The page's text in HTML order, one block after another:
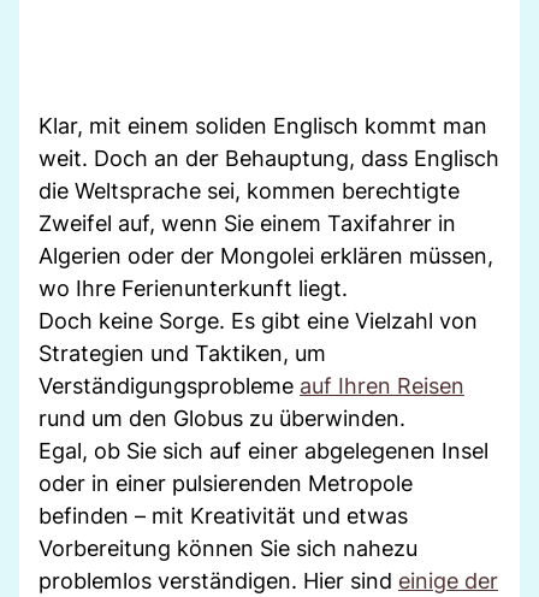
Klar, mit einem soliden Englisch kommt man
weit. Doch an der Behauptung, dass Englisch
die Weltsprache sei, kommen berechtigte
Zweifel auf, wenn Sie einem Taxifahrer in
Algerien oder der Mongolei erklären müssen,
wo Ihre Ferienunterkunft liegt.
Doch keine Sorge. Es gibt eine Vielzahl von
Strategien und Taktiken, um
Verständigungsprobleme auf Ihren Reisen
rund um den Globus zu überwinden.
Egal, ob Sie sich auf einer abgelegenen Insel
oder in einer pulsierenden Metropole
befinden – mit Kreativität und etwas
Vorbereitung können Sie sich nahezu
problemlos verständigen. Hier sind einige der